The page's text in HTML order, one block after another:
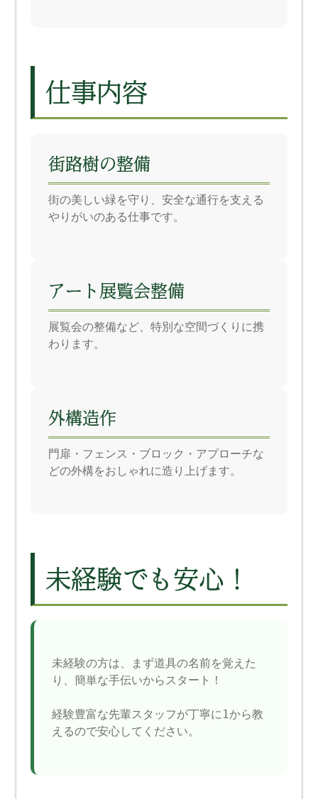
仕事内容
街路樹の整備
街の美しい緑を守り、安全な通行を支える
やりがいのある仕事です。
アート展覧会整備
展覧会の整備など、特別な空間づくりに携
わります。
外構造作
門扉・フェンス・ブロック・アプローチな
どの外構をおしゃれに造り上げます。
未経験でも安心！
未経験の方は、まず道具の名前を覚えた
り、簡単な手伝いからスタート！
経験豊富な先輩スタッフが丁寧に1から教
えるので安心してください。